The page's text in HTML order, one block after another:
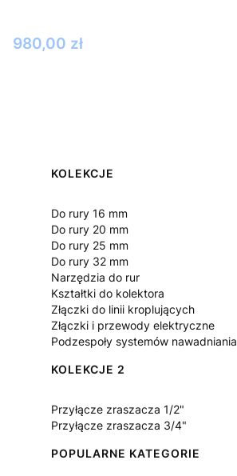
Cena
980,00 zł
Linki w stopce
KOLEKCJE
Do rury 16 mm
Do rury 20 mm
Do rury 25 mm
Do rury 32 mm
Narzędzia do rur
Kształtki do kolektora
Złączki do linii kroplujących
Złączki i przewody elektryczne
Podzespoły systemów nawadniania
KOLEKCJE 2
Przyłącze zraszacza 1/2"
Przyłącze zraszacza 3/4"
POPULARNE KATEGORIE